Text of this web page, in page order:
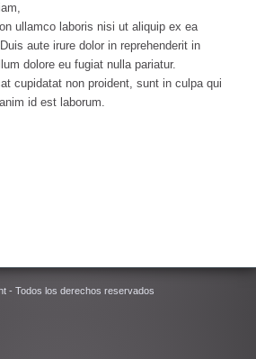
ullamco laboris nisi ut aliquip ex ea
aute irure dolor in reprehenderit in
dolore eu fugiat nulla pariatur.
cupidatat non proident, sunt in culpa qui
id est laborum.
- Todos los derechos reservados